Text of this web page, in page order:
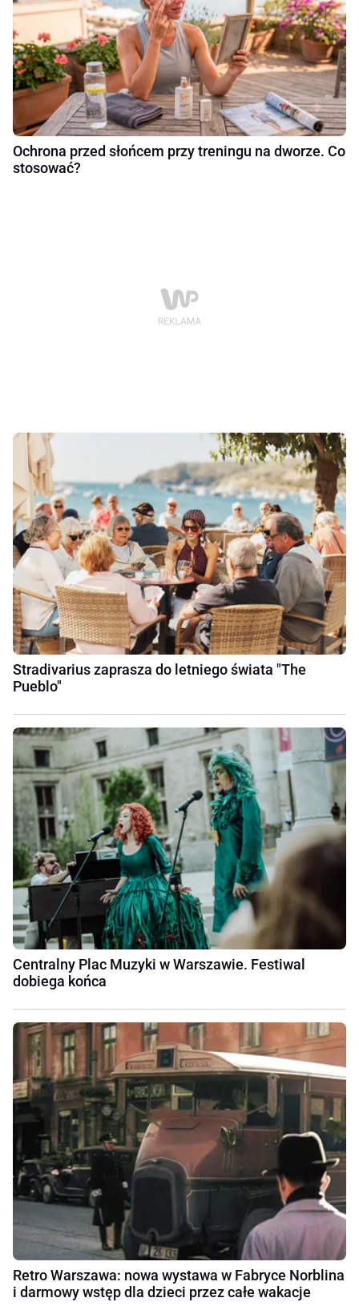
Ochrona przed słońcem przy treningu na dworze. Co
stosować?
Stradivarius zaprasza do letniego świata "The
Pueblo"
Centralny Plac Muzyki w Warszawie. Festiwal
dobiega końca
Retro Warszawa: nowa wystawa w Fabryce Norblina
i darmowy wstęp dla dzieci przez całe wakacje